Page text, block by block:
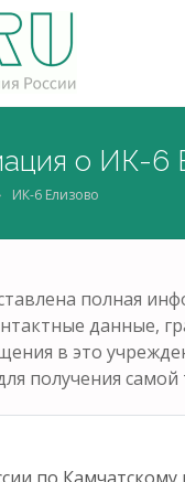
о ИК-6
ИК-6 Елизово
полная
данные,
в это
получения
по Камчатскому